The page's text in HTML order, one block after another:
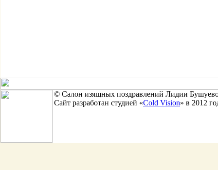
© Салон изящных поздравлений Лидии
Сайт разработан студией «Cold Vision» в 2012